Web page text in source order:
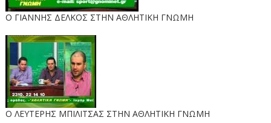
Ο ΓΙΑΝΝΗΣ ΔΕΛΚΟΣ ΣΤΗΝ ΑΘΛΗΤΙΚΗ ΓΝΩΜΗ
O ΛΕΥΤΕΡΗΣ ΜΠΙΛΙΤΣΑΣ ΣΤΗΝ ΑΘΛΗΤΙΚΗ ΓΝΩΜΗ